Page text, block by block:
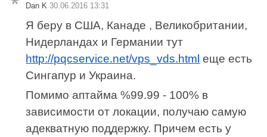
Dan K 30.06.2016 13:31
Я беру в США, Канаде , Великобритании,
Нидерландах и Германии тут
http://pqcservice.net/vps_vds.html еще есть
Сингапур и Украина.
Помимо аптайма %99.99 - 100% в
зависимости от локации, получаю самую
адекватную поддержку. Причем есть у